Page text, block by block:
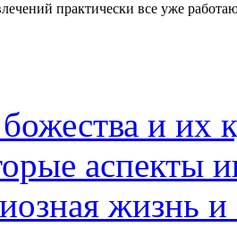
практически все уже
и их
аспекты
жизнь